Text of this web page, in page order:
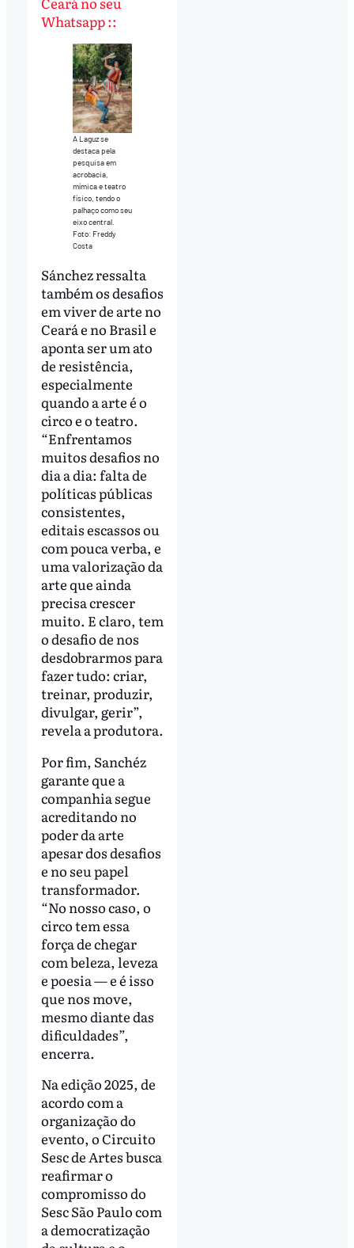
Whatsapp ::
A Laguz se
destaca pela
pesquisa em
acrobacia,
mímica e teatro
físico, tendo o
palhaço como seu
eixo central.
Foto: Freddy
Costa
Sánchez ressalta
também os desafios
em viver de arte no
Ceará e no Brasil e
aponta ser um ato
de resistência,
especialmente
quando a arte é o
circo e o teatro.
“Enfrentamos
muitos desafios no
dia a dia: falta de
políticas públicas
consistentes,
editais escassos ou
com pouca verba, e
uma valorização da
arte que ainda
precisa crescer
muito. E claro, tem
o desafio de nos
desdobrarmos para
fazer tudo: criar,
treinar, produzir,
divulgar, gerir”,
revela a produtora.
Por fim, Sanchéz
garante que a
companhia segue
acreditando no
poder da arte
apesar dos desafios
e no seu papel
transformador.
“No nosso caso, o
circo tem essa
força de chegar
com beleza, leveza
e poesia — e é isso
que nos move,
mesmo diante das
dificuldades”,
encerra.
Na edição 2025, de
acordo com a
organização do
evento, o Circuito
Sesc de Artes busca
reafirmar o
compromisso do
Sesc São Paulo com
a democratização